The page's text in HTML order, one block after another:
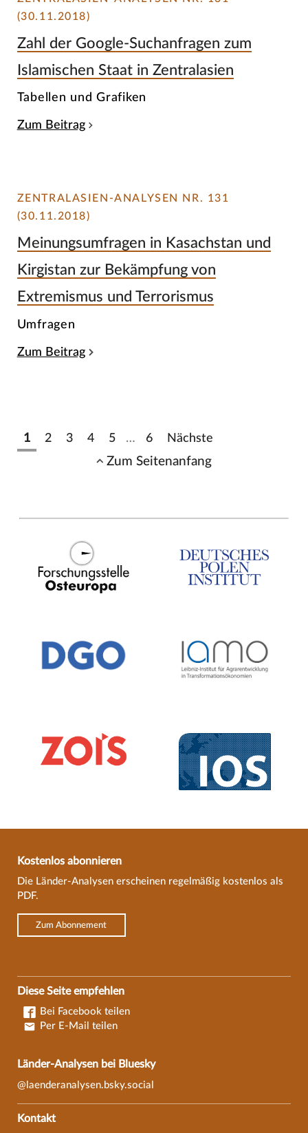
(30.11.2018)
Zahl der Google-Suchanfragen zum
Islamischen Staat in Zentralasien
Tabellen und Grafiken
Zum Beitrag
ZENTRALASIEN-ANALYSEN NR. 131
(30.11.2018)
Meinungsumfragen in Kasachstan und
Kirgistan zur Bekämpfung von
Extremismus und Terrorismus
Umfragen
Zum Beitrag
1 2 3 4 5 … 6 Nächste
Zum Seitenanfang
Kostenlos abonnieren
Die Länder-Analysen erscheinen regelmäßig kostenlos als
PDF.
Zum Abonnement
Diese Seite empfehlen
Bei Facebook teilen
Per E-Mail teilen
Länder-Analysen bei Bluesky
@laenderanalysen.bsky.social
Kontakt